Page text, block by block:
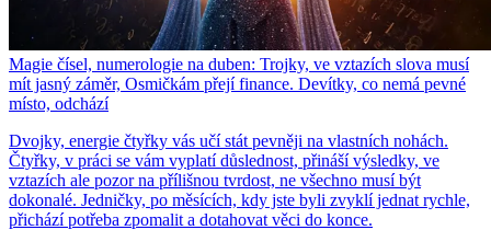
Magie čísel, numerologie na duben: Trojky, ve vztazích slova musí
mít jasný záměr, Osmičkám přejí finance. Devítky, co nemá pevné
místo, odchází
Dvojky, energie čtyřky vás učí stát pevněji na vlastních nohách.
Čtyřky, v práci se vám vyplatí důslednost, přináší výsledky, ve
vztazích ale pozor na přílišnou tvrdost, ne všechno musí být
dokonalé. Jedničky, po měsících, kdy jste byli zvyklí jednat rychle,
přichází potřeba zpomalit a dotahovat věci do konce.